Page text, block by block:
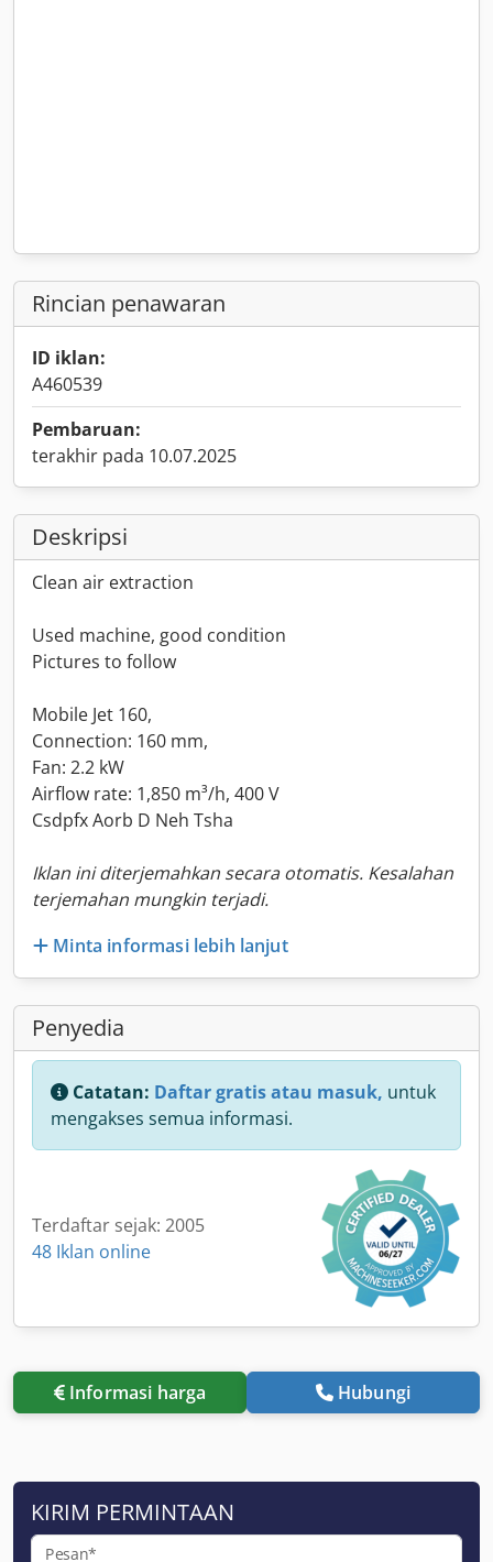
Rincian penawaran
ID iklan:
A460539
Pembaruan:
terakhir pada 10.07.2025
Deskripsi
Clean air extraction
Used machine, good condition
Pictures to follow
Mobile Jet 160,
Connection: 160 mm,
Fan: 2.2 kW
Airflow rate: 1,850 m³/h, 400 V
Csdpfx Aorb D Neh Tsha
Iklan ini diterjemahkan secara otomatis. Kesalahan
terjemahan mungkin terjadi.
Minta informasi lebih lanjut
Penyedia
Catatan: Daftar gratis atau masuk, untuk
mengakses semua informasi.
Terdaftar sejak: 2005
48 Iklan online
Informasi harga Hubungi
KIRIM PERMINTAAN
Pesan*